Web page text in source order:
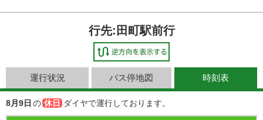
行先:田町駅前行
運行状況 バス停地図 時刻表
8月9日 の 休日 ダイヤで運行しております。